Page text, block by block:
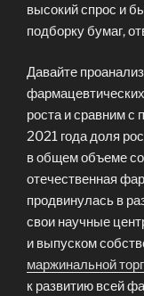
высокий спрос и
подборку бумаг,
Давайте
роста и сравним с
2021 года доля
в общем объеме
отечественная
продвинулась в
свои научные
и выпуском
маржинальной
к развитию всей